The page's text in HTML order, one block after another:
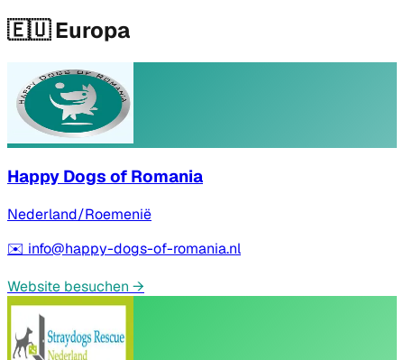
🇪🇺Europa
Happy Dogs of Romania
Nederland/Roemenië
✉️ info@happy-dogs-of-romania.nl
Website besuchen →